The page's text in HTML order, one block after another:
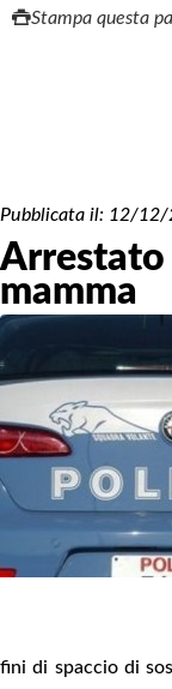
Stampa questa
Pubblicata il: 12/12/
Arrestato
mamma
fini di spaccio di